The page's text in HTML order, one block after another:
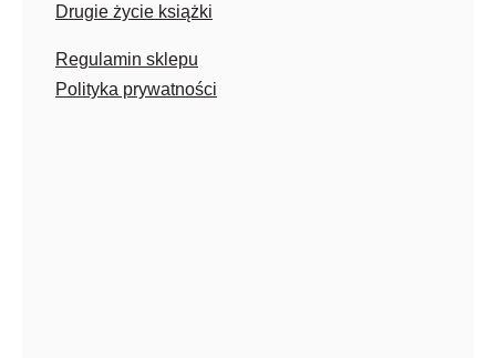
Drugie życie książki
Regulamin sklepu
Polityka prywatności